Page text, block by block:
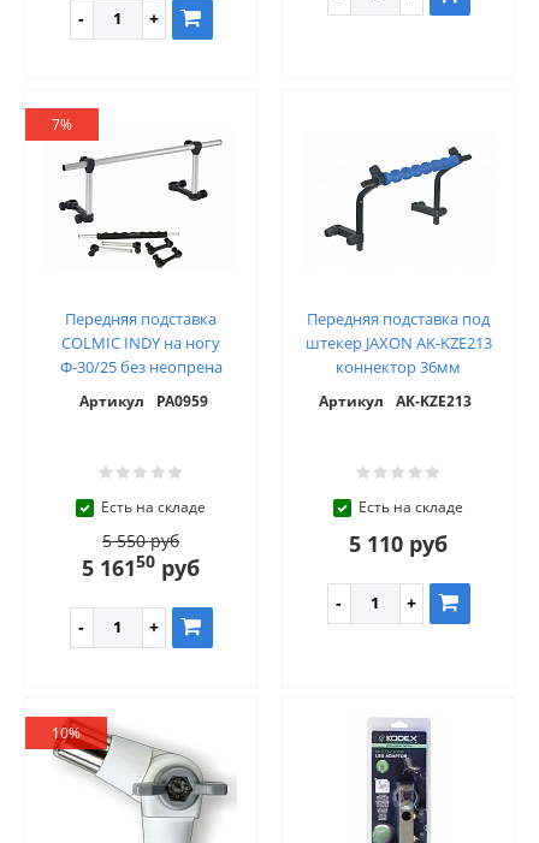
7%
Передняя подставка
COLMIC INDY на ногу
Ф-30/25 без неопрена
Артикул PA0959
Есть на складе
5 550 руб
5 16150 руб
Передняя подставка под
штекер JAXON AK-KZE213
коннектор 36мм
Артикул AK-KZE213
Есть на складе
5 110 руб
10%